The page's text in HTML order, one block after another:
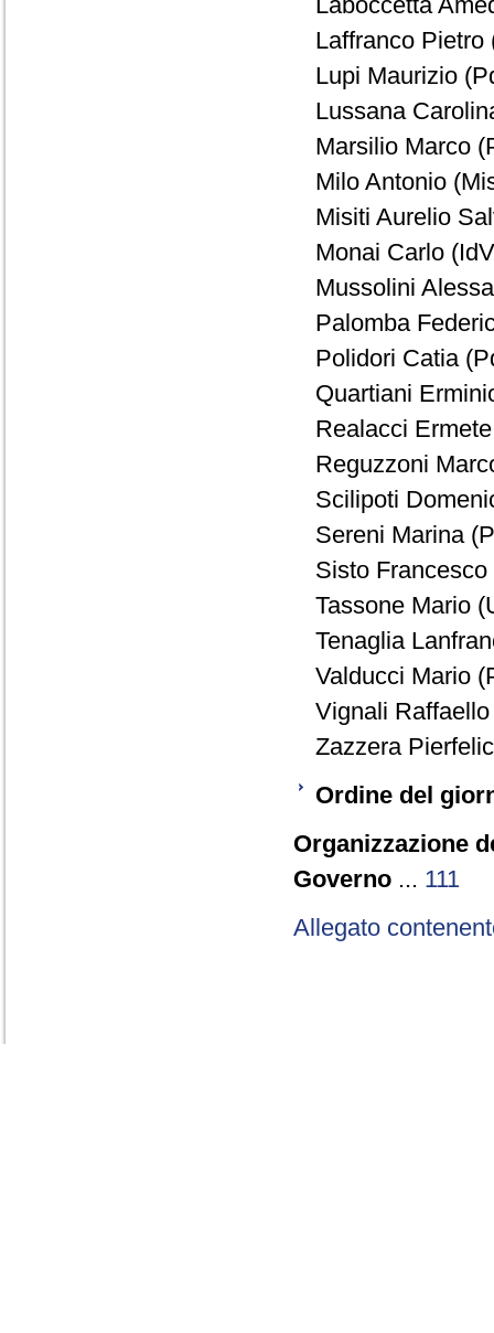
Laffranco
Lupi Maurizio
Lussana
Marsilio Marco
Milo Antonio
Misiti Aurelio
Monai Carlo
Mussolini
Palomba
Polidori Catia
Quartiani
Realacci
Reguzzoni
Scilipoti
Sereni Marina
Sisto
Tassone Mario
Tenaglia
Valducci Mario
Vignali
Zazzera
Ordine del
Organizzazione
Governo ... 111
Allegato